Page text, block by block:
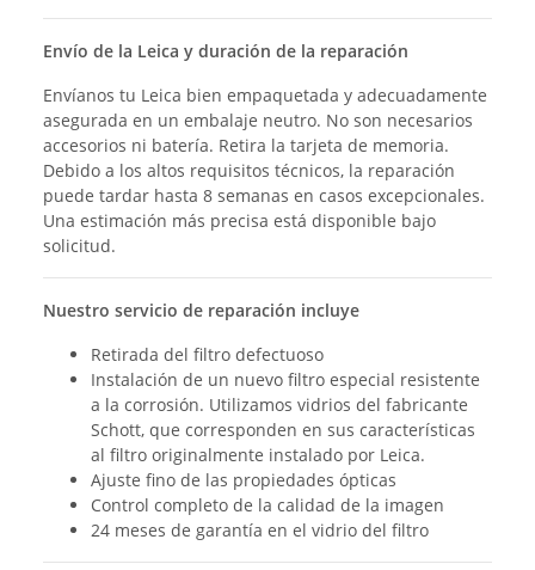
Envío de la Leica y duración de la reparación
Envíanos tu Leica bien empaquetada y adecuadamente
asegurada en un embalaje neutro. No son necesarios
accesorios ni batería. Retira la tarjeta de memoria.
Debido a los altos requisitos técnicos, la reparación
puede tardar hasta 8 semanas en casos excepcionales.
Una estimación más precisa está disponible bajo
solicitud.
Nuestro servicio de reparación incluye
Retirada del filtro defectuoso
Instalación de un nuevo filtro especial resistente
a la corrosión. Utilizamos vidrios del fabricante
Schott, que corresponden en sus características
al filtro originalmente instalado por Leica.
Ajuste fino de las propiedades ópticas
Control completo de la calidad de la imagen
24 meses de garantía en el vidrio del filtro